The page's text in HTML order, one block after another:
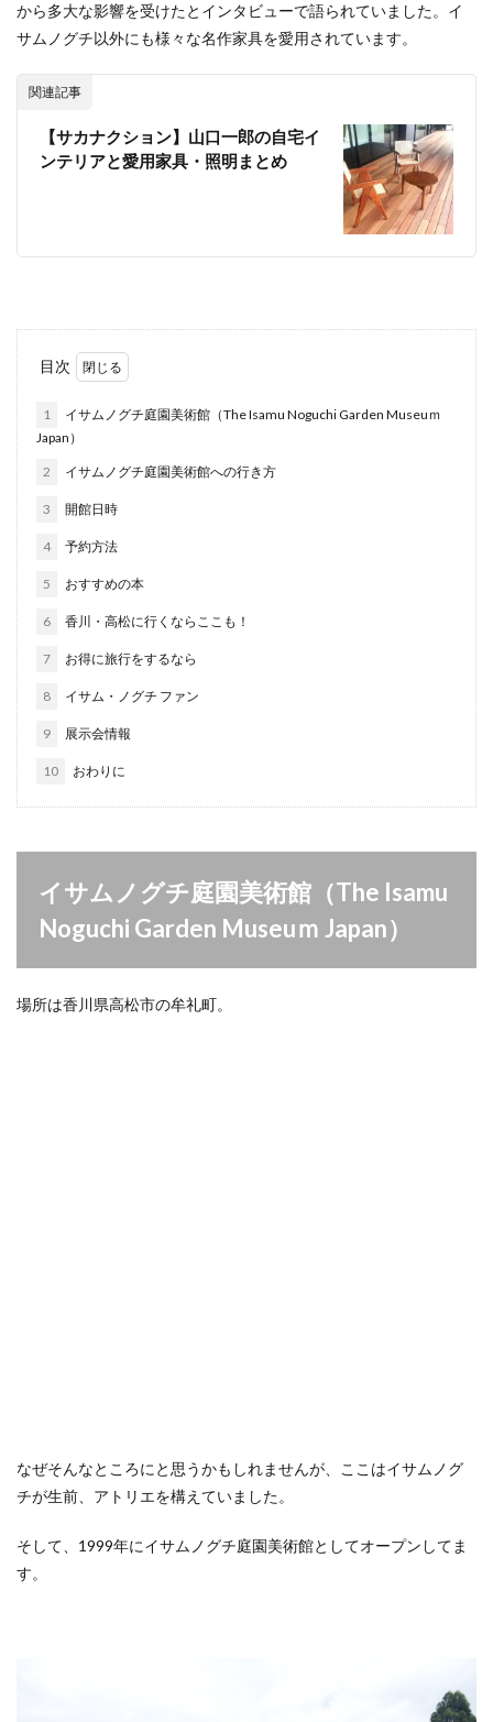
から多大な影響を受けたとインタビューで語られていました。イ
サムノグチ以外にも様々な名作家具を愛用されています。
関連記事
【サカナクション】山口一郎の自宅イ
ンテリアと愛用家具・照明まとめ
目次
1
イサムノグチ庭園美術館（The Isamu Noguchi Garden Museuｍ
Japan）
2 イサムノグチ庭園美術館への行き方
3 開館日時
4 予約方法
5 おすすめの本
6 香川・高松に行くならここも！
7 お得に旅行をするなら
8 イサム・ノグチ ファン
9 展示会情報
10 おわりに
イサムノグチ庭園美術館（The Isamu
Noguchi Garden Museuｍ Japan）
場所は香川県高松市の牟礼町。
なぜそんなところにと思うかもしれませんが、ここはイサムノグ
チが生前、アトリエを構えていました。
そして、1999年にイサムノグチ庭園美術館としてオープンしてま
す。